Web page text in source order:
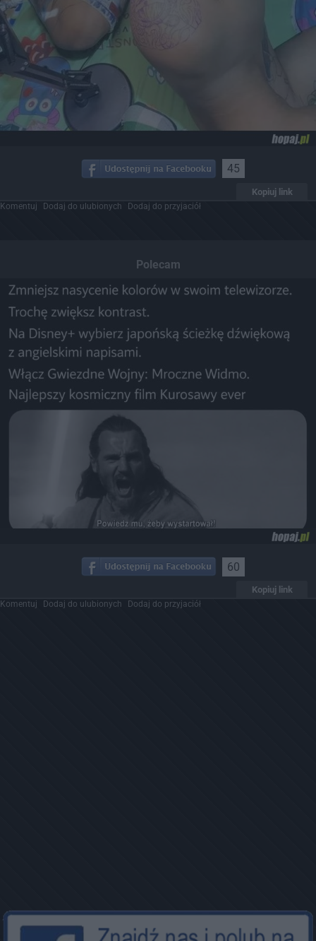
45
Kopiuj link
Komentuj Dodaj do ulubionych Dodaj do przyjaciół
Polecam
60
Kopiuj link
Komentuj Dodaj do ulubionych Dodaj do przyjaciół